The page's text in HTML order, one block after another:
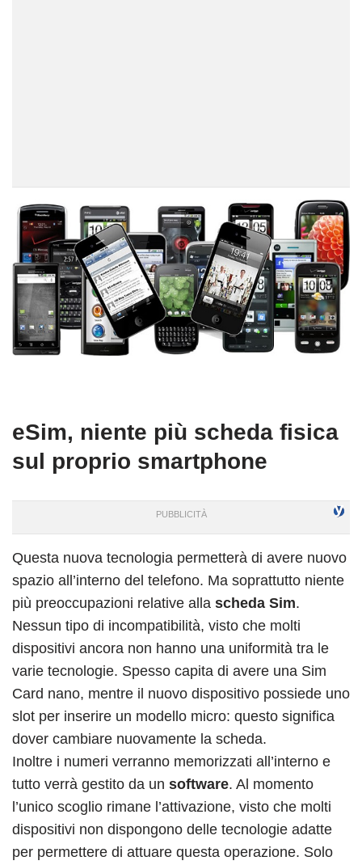
eSim, niente più scheda fisica
sul proprio smartphone
Questa nuova tecnologia permetterà di avere nuovo
spazio all’interno del telefono. Ma soprattutto niente
più preoccupazioni relative alla scheda Sim.
Nessun tipo di incompatibilità, visto che molti
dispositivi ancora non hanno una uniformità tra le
varie tecnologie. Spesso capita di avere una Sim
Card nano, mentre il nuovo dispositivo possiede uno
slot per inserire un modello micro: questo significa
dover cambiare nuovamente la scheda.
Inoltre i numeri verranno memorizzati all’interno e
tutto verrà gestito da un software. Al momento
l’unico scoglio rimane l’attivazione, visto che molti
dispositivi non dispongono delle tecnologie adatte
per permettere di attuare questa operazione. Solo